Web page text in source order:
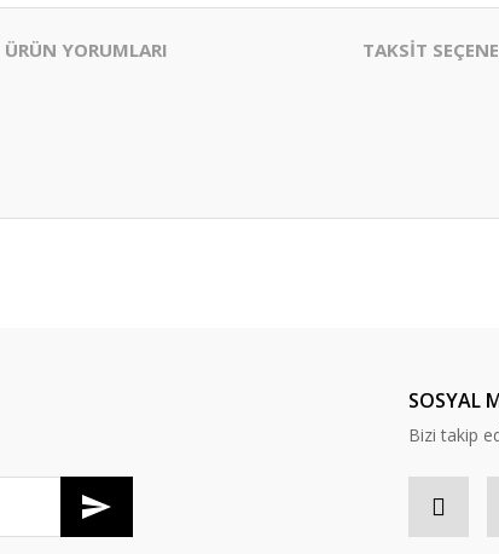
ÜRÜN YORUMLARI TAKSİT
SOSYAL
Bizi takip